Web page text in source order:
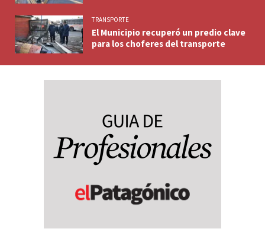
TRANSPORTE
El Municipio recuperó un predio clave
para los choferes del transporte